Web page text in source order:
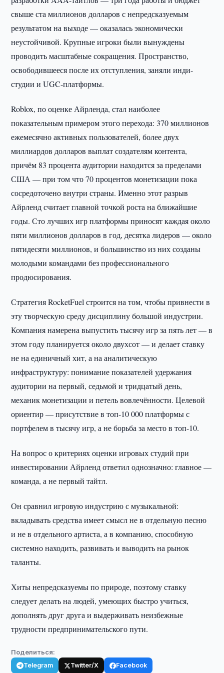
свыше ста миллионов долларов с непредсказуемым
результатом на выходе — оказалась экономически
неустойчивой. Крупные игроки были вынуждены
проводить масштабные сокращения. Пространство,
освободившееся после их отступления, заняли инди-
студии и UGC-платформы.
Roblox, по оценке Айрленда, стал наиболее
показательным примером этого перехода: 370 миллионов
ежемесячно активных пользователей, более двух
миллиардов долларов выплат создателям контента,
причём 83 процента аудитории находится за пределами
США — при том что 70 процентов монетизации пока
сосредоточено внутри страны. Именно этот разрыв
Айрленд считает главной точкой роста на ближайшие
годы. Сто лучших игр платформы приносят каждая около
пяти миллионов долларов в год, десятка лидеров — около
пятидесяти миллионов, и большинство из них созданы
молодыми командами без профессионального
продюсирования.
Стратегия RocketFuel строится на том, чтобы привнести в
эту творческую среду дисциплину большой индустрии.
Компания намерена выпустить тысячу игр за пять лет — в
этом году планируется около двухсот — и делает ставку
не на единичный хит, а на аналитическую
инфраструктуру: понимание показателей удержания
аудитории на первый, седьмой и тридцатый день,
механик монетизации и петель вовлечённости. Целевой
ориентир — присутствие в топ-10 000 платформы с
портфелем в тысячу игр, а не борьба за место в топ-10.
На вопрос о критериях оценки игровых студий при
инвестировании Айрленд ответил однозначно: главное —
команда, а не первый тайтл.
Он сравнил игровую индустрию с музыкальной:
вкладывать средства имеет смысл не в отдельную песню
и не в отдельного артиста, а в компанию, способную
системно находить, развивать и выводить на рынок
таланты.
Хиты непредсказуемы по природе, поэтому ставку
следует делать на людей, умеющих быстро учиться,
дополнять друг друга и выдерживать неизбежные
трудности предпринимательского пути.
Поделиться:
Telegram Twitter/X Facebook